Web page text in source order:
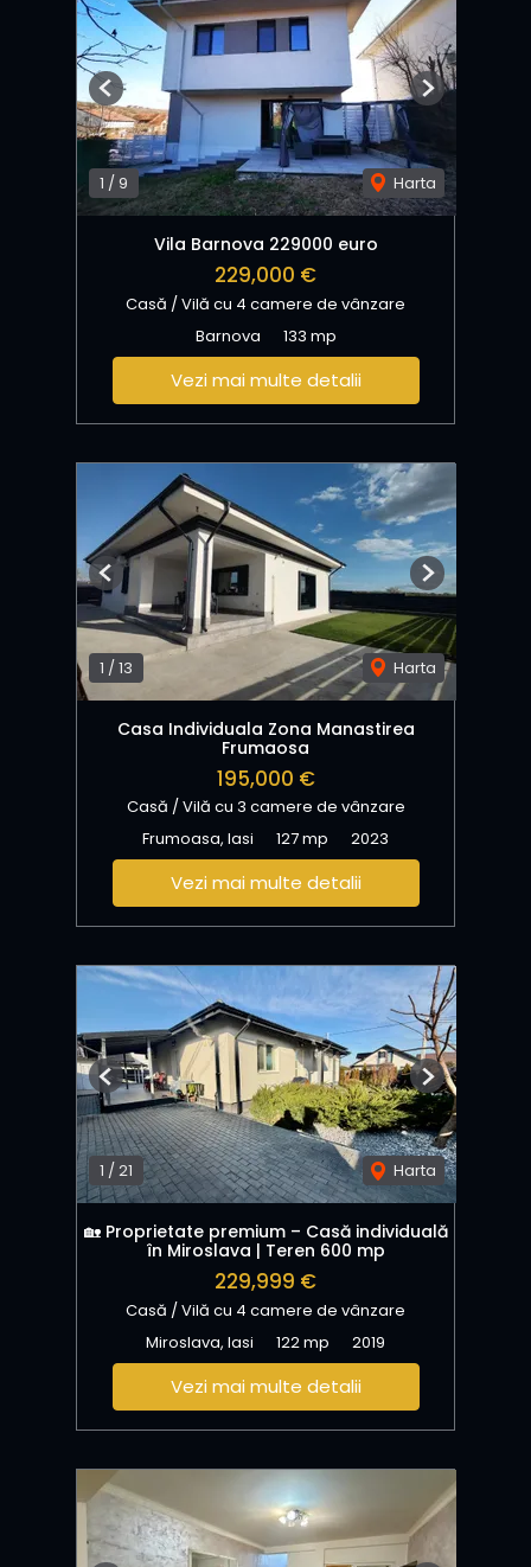
1 / 9 Harta
Previous Next
Vila Barnova 229000 euro
229,000 €
Casă / Vilă cu 4 camere de vânzare
Barnova
133 mp
Vezi mai multe detalii
1 /13 Harta
Previous Next
Casa Individuala Zona Manastirea
Frumaosa
195,000 €
Casă / Vilă cu 3 camere de vânzare
Frumoasa, Iasi
127 mp 2023
Vezi mai multe detalii
1 / 21 Harta
Previous Next
🏡 Proprietate premium – Casă individuală
în Miroslava | Teren 600 mp
229,999 €
Casă / Vilă cu 4 camere de vânzare
Miroslava, Iasi
122 mp 2019
Vezi mai multe detalii